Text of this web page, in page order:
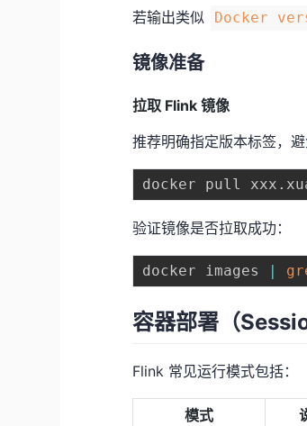
若输出类似 Docker
镜像准备
拉取 Flink 镜像
推荐明确指定版本标签，
验证镜像是否拉取成功：
docker images
容器部署（
Flink 常见运行模式包括：
模式